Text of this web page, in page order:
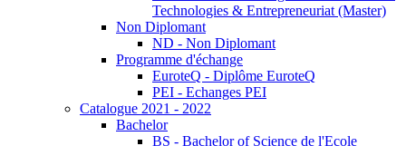
Technologies & Entrepreneuriat (Master)
Non Diplomant
ND - Non Diplomant
Programme d'échange
EuroteQ - Diplôme EuroteQ
PEI - Echanges PEI
Catalogue 2021 - 2022
Bachelor
BS - Bachelor of Science de l'Ecole